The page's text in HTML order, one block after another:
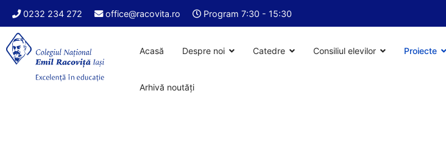
0232 234 272 office@racovita.ro Program 7:30 - 15:30
Acasă Despre noi Catedre Consiliul elevilor Proiecte
Arhivă noutăți